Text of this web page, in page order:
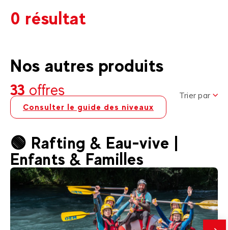
0 résultat
Nos autres produits
33 offres
Consulter le guide des niveaux
Trier par
🟢 Rafting & Eau-vive |
Enfants & Familles